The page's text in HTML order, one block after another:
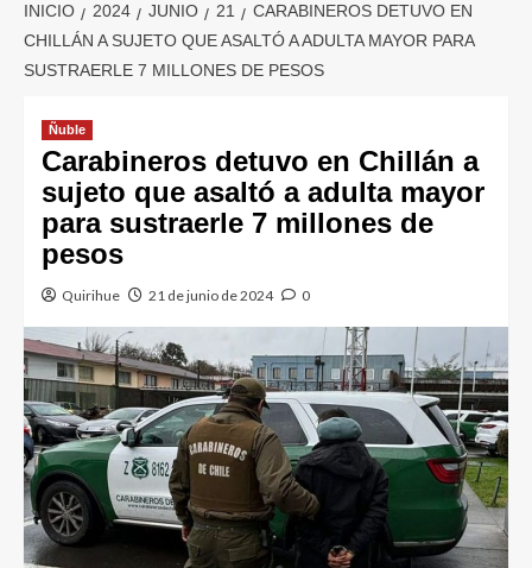
INICIO 2024 JUNIO 21
CARABINEROS DETUVO EN
CHILLÁN A SUJETO QUE ASALTÓ A ADULTA MAYOR PARA
SUSTRAERLE 7 MILLONES DE PESOS
Ñuble
Carabineros detuvo en Chillán a
sujeto que asaltó a adulta mayor
para sustraerle 7 millones de
pesos
Quirihue 21 de junio de 2024 0